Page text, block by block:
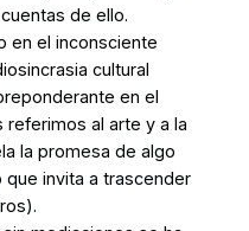
de ello.
en el inconsciente
cultural
en el
referimos al arte y a la
la promesa de algo
invita a trascender